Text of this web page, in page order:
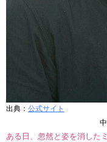
出典： 公式サイト
ある日、忽然と姿を消した